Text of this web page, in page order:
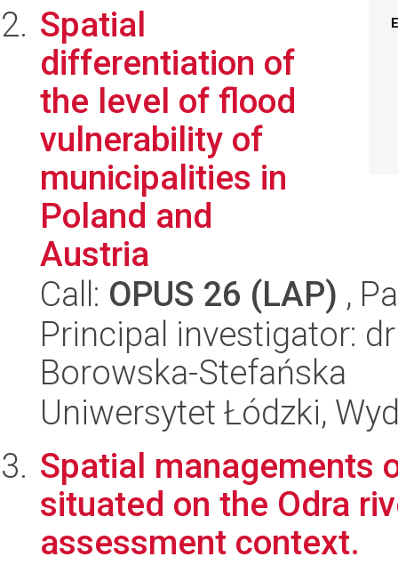
Spatial
differentiation of
the level of flood
vulnerability of
municipalities in
Poland and
Austria
Call: OPUS 26 (LAP) ,
Principal investigator:
Borowska-Stefańska
Uniwersytet Łódzki,
Spatial managements
situated on the Odra
assessment context.